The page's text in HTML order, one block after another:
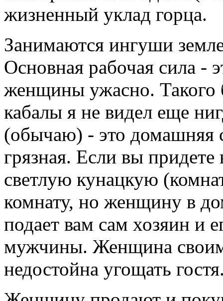
жизненный уклад горца.
Занимаются ингуши
Основная рабочая сила
женщины ужасно. Такого
кабалы я не видел еще
(обычаю) - это домашняя
грязная. Если вы придете
светлую кунацкую
комнату, но женщину в
подает вам сам хозяин и
мужчины. Женщина
недостойна угощать